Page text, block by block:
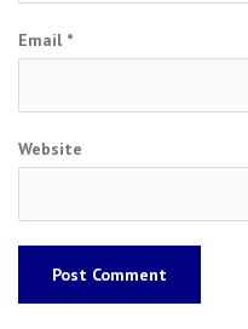
Email *
Website